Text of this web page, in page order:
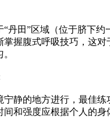
田”区域（位于脐下约
握腹式呼吸技巧，这
的地方进行，最佳练
和强度应根据个人的身